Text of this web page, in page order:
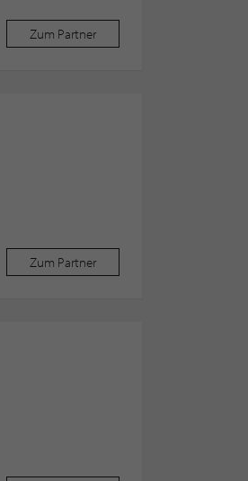
Zum Partner
Zum Partner